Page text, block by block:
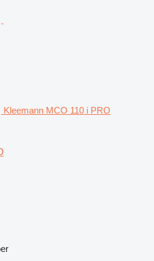
Kleemann MCO 110 i PRO